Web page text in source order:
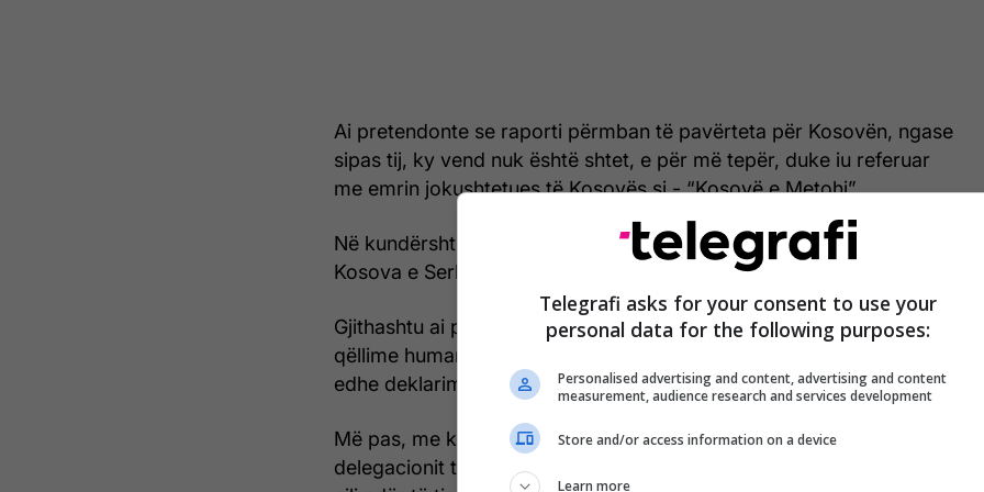
Ai pretendonte se raporti përmban të pavërteta për Kosovën, ngase
sipas tij, ky vend nuk është shtet, e për më tepër, duke iu referuar
me emrin jokushtetues të Kosovës si - “Kosovë e Metohi”.
Në kundërshtimin e tij, ai deklaronte të pavërteta, duke thënë se
Kosova e Serbia janë duke biseduar çështjen e statusit të Kosovës.
Gjithashtu ai pretendonte se bazat ushtarake ruse në Serbi, janë për
qëllime humanitare, dhe se nuk ka tensione të nxitura nga Serbia, si
edhe deklarime të ngjashme.
Më pas, me kërkesë të tij, Asambleja ia kaloi fjalën kryetarit të
delegacionit të Kuvendit të Republikës së Kosovës, Driton Hyseni, i
Telegrafi asks for your consent to use your
personal data for the following purposes:
Personalised advertising and content, advertising and content
measurement, audience research and services development
Store and/or access information on a device
Learn more